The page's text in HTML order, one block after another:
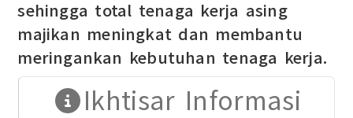
sehingga total tenaga kerja asing
majikan meningkat dan membantu
meringankan kebutuhan tenaga kerja.
Ikhtisar Informasi